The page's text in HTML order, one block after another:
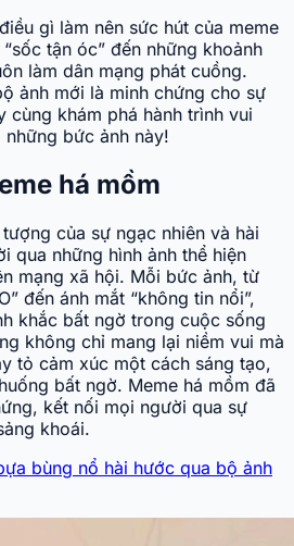
gì làm nên sức hút của meme
tận óc” đến những khoảnh
làm dân mạng phát cuồng.
ảnh mới là minh chứng cho sự
cùng khám phá hành trình vui
bức ảnh này!
há mồm
của sự ngạc nhiên và hài
qua những hình ảnh thể hiện
mạng xã hội. Mỗi bức ảnh, từ
đến ánh mắt “không tin nổi”,
khắc bất ngờ trong cuộc sống
không chỉ mang lại niềm vui mà
tỏ cảm xúc một cách sáng tạo,
bất ngờ. Meme há mồm đã
kết nối mọi người qua sự
khoái.
bùng nổ hài hước qua bộ ảnh